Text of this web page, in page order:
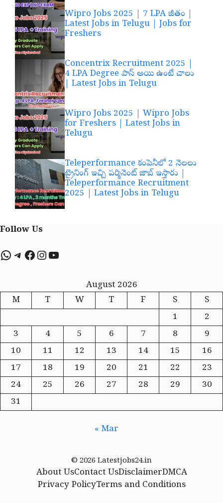
Wipro Jobs 2025 | 7 LPA జీతం |
Latest Jobs in Telugu | Jobs for
Freshers
Concentrix Recruitment 2025 |
4 LPA Degree పాస్ అయి ఉంటే చాలు
| Latest Jobs in Telugu
Wipro Jobs 2025 | Wipro Jobs
for Freshers | Latest Jobs in
Telugu
Teleperformance కంపెనీలో 2 నెలలు
ట్రైనింగ్ ఇచ్చి పర్మినెంట్ జాబ్ ఇస్తారు |
Teleperformance Recruitment
2025 | Latest Jobs in Telugu
Follow Us
WhatsApp
Telegram
Facebook
Instagram
YouTube
August 2026
M
T W T F S
S
1
2
3
4 5 6 7 8
9
10
11 12 13 14 15
16
17
18 19 20 21 22
23
24
25 26 27 28 29
30
31
« Mar
© 2026 Latestjobs24.in
About UsContact UsDisclaimerDMCA
Privacy PolicyTerms and Conditions